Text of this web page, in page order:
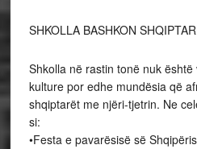
SHKOLLA BASHKON
Shkolla në rastin tonë nuk
kulture por edhe mundësia që
shqiptarët me njëri-tjetrin. Ne
si:
•Festa e pavarësisë së